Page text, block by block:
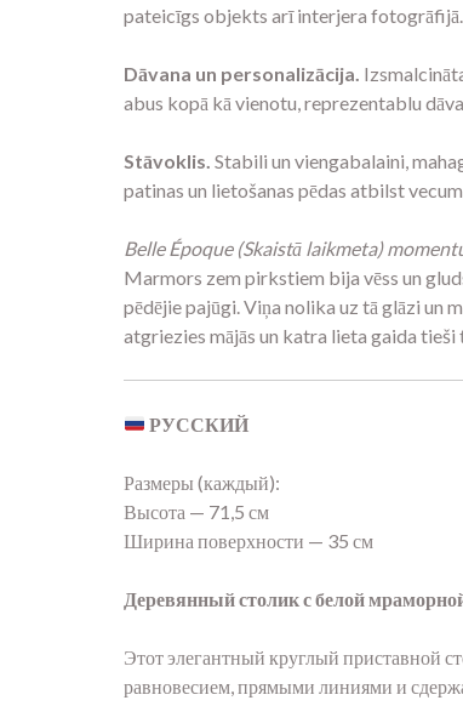
pateicīgs objekts arī interjera fotogrāfijā.
Dāvana un personalizācija.
abus kopā kā vienotu, reprezentablu
Stāvoklis. Stabili un viengabalaini,
patinas un lietošanas pēdas atbilst
Belle Époque (Skaistā laikmeta)
Marmors zem pirkstiem bija vēss un
pēdējie pajūgi. Viņa nolika uz tā glāzi un
atgriezies mājās un katra lieta gaida tieši
РУССКИЙ
Размеры (каждый):
Высота — 71,5 см
Ширина поверхности — 35 см
Деревянный столик с белой
Этот элегантный круглый приставной
равновесием, прямыми линиями и